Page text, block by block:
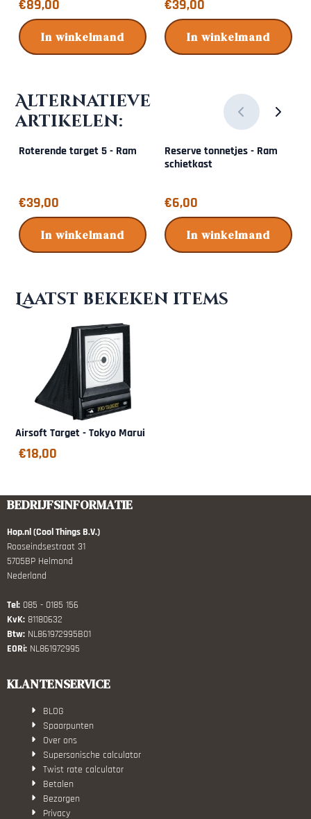
€89,00
In winkelmand
€39,00
In winkelmand
Alternatieve
artikelen:
Roterende target 5 - Ram
Prijs: 39,00
€39,00
In winkelmand
Reserve tonnetjes - Ram
schietkast
Prijs: 6,00
€6,00
In winkelmand
Laatst bekeken items
Airsoft Target - Tokyo Marui
€18,00
BEDRIJFSINFORMATIE
Hop.nl (Cool Things B.V.)
Rooseindsestraat 31
5705BP Helmond
Nederland
Tel: 085 - 0185 156
KvK: 81180632
Btw: NL861972995B01
EORi: NL861972995
KLANTENSERVICE
BLOG
Spaarpunten
Over ons
Supersonische calculator
Twist rate calculator
Betalen
Bezorgen
Privacy